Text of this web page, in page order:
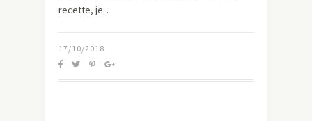
recette, je…
17/10/2018